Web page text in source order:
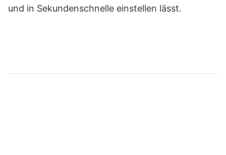
und in Sekundenschnelle einstellen lässt.